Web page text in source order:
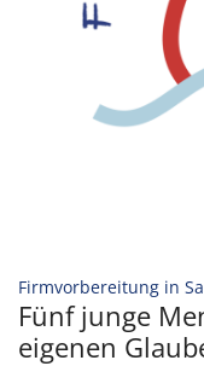
Firmvorbereitung in
Fünf junge
eigenen